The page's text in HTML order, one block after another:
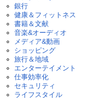
銀行
健康＆フィットネス
書籍＆文献
音楽&オーディオ
メディア&動画
ショッピング
旅行＆地域
エンターテイメント
仕事効率化
セキュリティ
ライフスタイル